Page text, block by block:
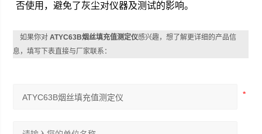
否使用，避免了灰尘对仪器及测试的影响。
如果你对ATYC63B烟丝填充值测定仪感兴趣，想了解更详细的产品信
息，填写下表直接与厂家联系：